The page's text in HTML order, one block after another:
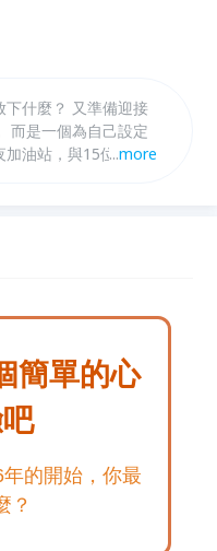
什麼？ 又準備迎接
而是一個為自己設定
加油站，與15位勇士
...more
簡單的心
年的開始，你最
？